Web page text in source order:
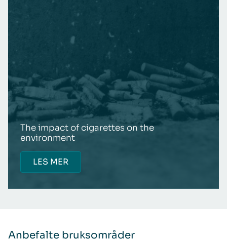
The impact of cigarettes on the
environment
LES MER
Anbefalte bruksområder